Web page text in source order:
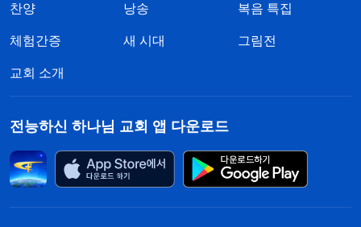
찬양 낭송 복음 특집
체험간증 새 시대 그림전
교회 소개
전능하신 하나님 교회 앱 다운로드